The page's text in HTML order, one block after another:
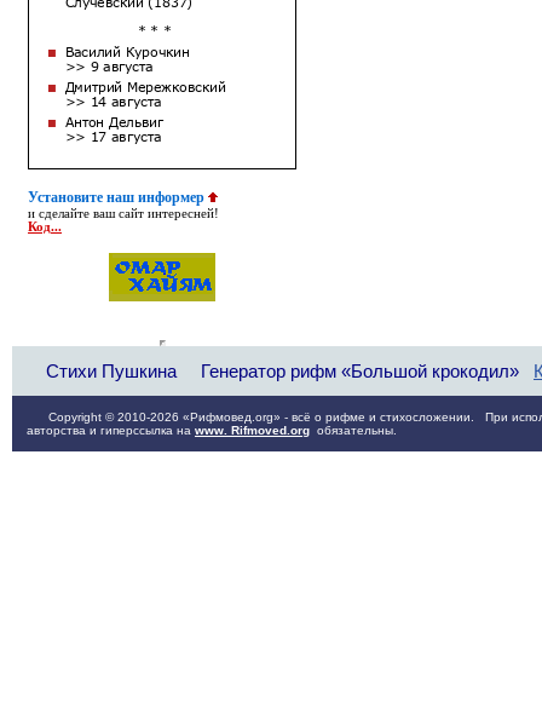
Установите наш информер
и сделайте ваш сайт интересней!
Код...
Стихи Пушкина Генератор рифм «Большой крокодил»
Copyright © 2010-2026 «Рифмовед.org» - всё о рифме и стихосложении. При
авторства и гиперссылка на www. Rifmoved.org обязательны.